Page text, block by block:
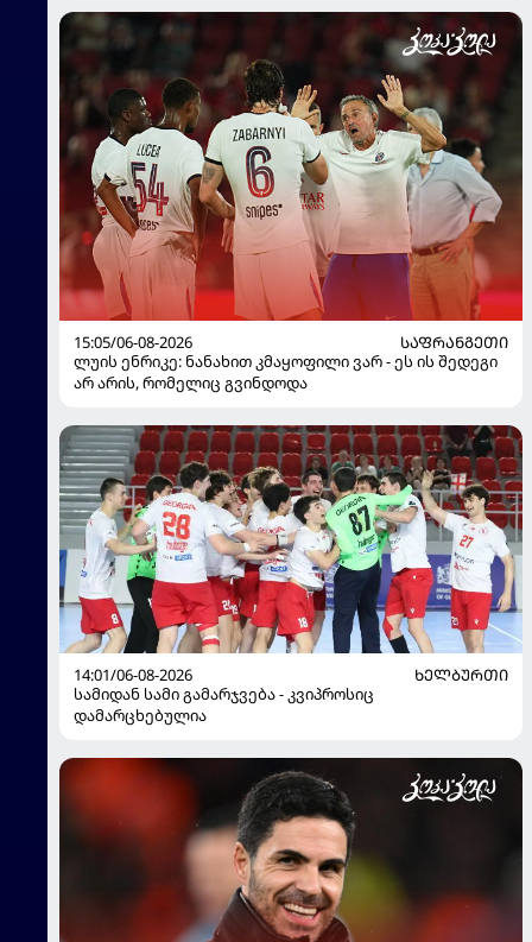
15:05/06-08-2026
ᲡᲐᲤᲠᲐᲜᲒᲔᲗᲘ
ლუის ენრიკე: ნანახით კმაყოფილი ვარ - ეს ის შედეგი
არ არის, რომელიც გვინდოდა
14:01/06-08-2026
ᲮᲔᲚᲑᲣᲠᲗᲘ
სამიდან სამი გამარჯვება - კვიპროსიც
დამარცხებულია